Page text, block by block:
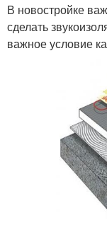
В новостройке
сделать
важное условие